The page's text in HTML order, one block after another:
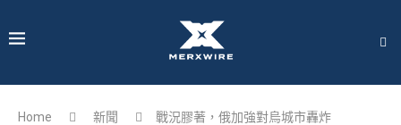
Home 新聞 戰況膠著，俄加強對烏城市轟炸